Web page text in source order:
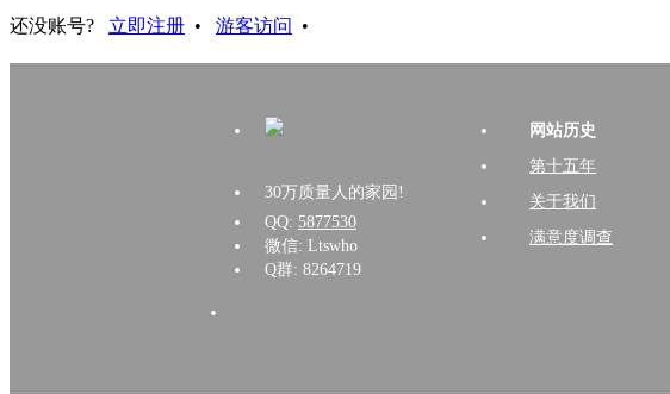
还没账号? 立即注册 • 游客访问 •
30万质量人的家园!
QQ: 5877530
微信: Ltswho
Q群: 8264719
网站历史
第十五年
关于我们
满意度调查